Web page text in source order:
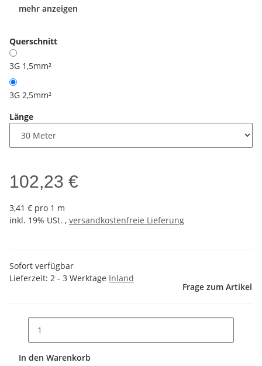
mehr anzeigen
Querschnitt
3G 1,5mm²
3G 2,5mm²
Länge
102,23 €
3,41 € pro 1 m
inkl. 19% USt. , versandkostenfreie Lieferung
Sofort verfügbar
Lieferzeit: 2 - 3 Werktage Inland
Frage zum Artikel
In den Warenkorb